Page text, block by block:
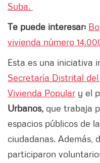
Suba.
Te puede interesar:
vivienda número
Esta es una iniciativa
Secretaría Distrital
Vivienda Popular y el
Urbanos, que trabaja
espacios públicos de
ciudadanas. Además,
participaron